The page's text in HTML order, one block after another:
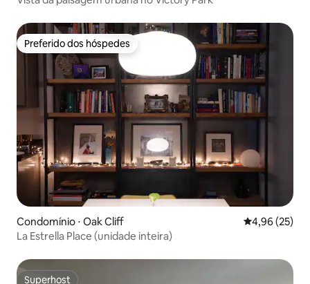
Preferido dos hóspedes
Preferido dos hóspedes
Condomínio ⋅ Oak Cliff 4,96 de uma
4,96 (25)
La Estrella Place (unidade inteira)
Superhost